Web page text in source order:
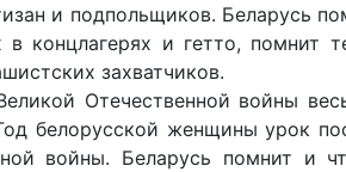
и подпольщиков. Беларусь
в концлагерях и гетто, помнит
захватчиков.
Отечественной войны
белорусской женщины урок
войны. Беларусь помнит и